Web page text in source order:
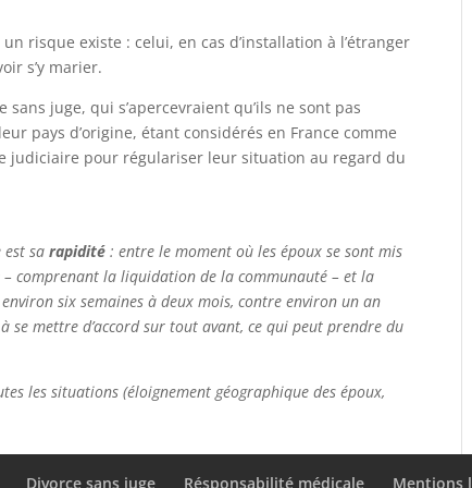
risque existe : celui, en cas d’installation à l’étranger
s’y marier.
juge, qui s’apercevraient qu’ils ne sont pas
pays d’origine, étant considérés en France comme
judiciaire pour régulariser leur situation au regard du
est sarapidité : entre le moment où les époux se sont mis
– comprenant la liquidation de la communauté – et la
six semaines à deux mois, contre environ un an
mettre d’accord sur tout avant, ce qui peut prendre du
les situations (éloignement géographique des époux,
Divorce sans juge Résponsabilité médicale Mentions